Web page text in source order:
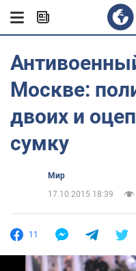
Москве:
двоих и
сумку
Мир
17.10.2015 18:39
11